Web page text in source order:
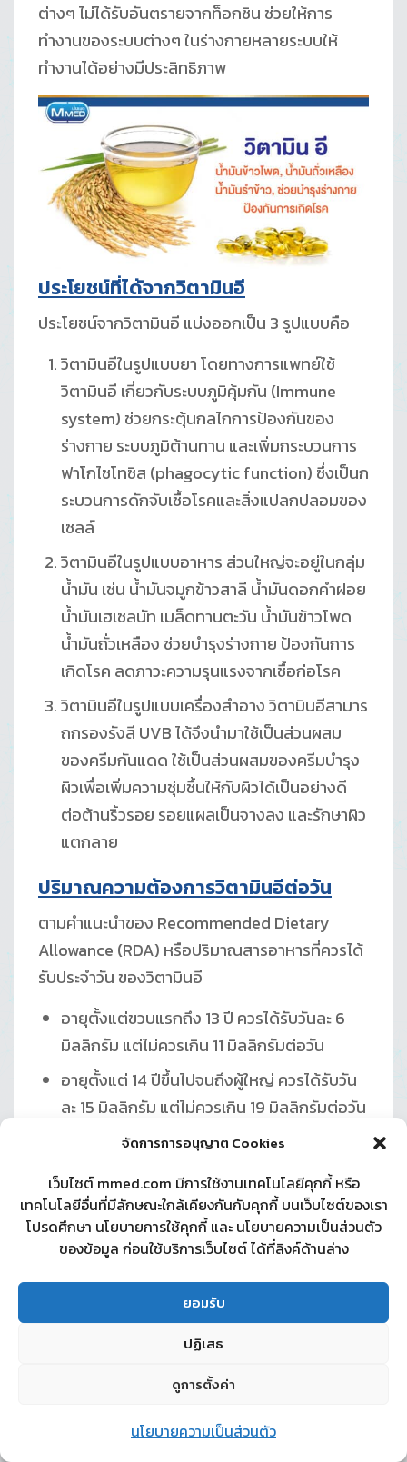
จัดการการอนุญาต Cookies
เว็บไซต์ mmed.com มีการใช้งานเทคโนโลยีคุกกี้ หรือ
เทคโนโลยีอื่นที่มีลักษณะใกล้เคียงกันกับคุกกี้ บนเว็บไซต์ของเรา
โปรดศึกษา นโยบายการใช้คุกกี้ และ นโยบายความเป็นส่วนตัว
ของข้อมูล ก่อนใช้บริการเว็บไซต์ ได้ที่ลิงค์ด้านล่าง
ยอมรับ
ปฏิเสธ
ดูการตั้งค่า
นโยบายความเป็นส่วนตัว
ต่างๆ ไม่ได้รับอันตรายจากท็อกซิน ช่วยให้การ
ทำงานของระบบต่างๆ ในร่างกายหลายระบบให้
ทำงานได้อย่างมีประสิทธิภาพ
ประโยชน์ที่ได้จากวิตามินอี
ประโยชน์จากวิตามินอี แบ่งออกเป็น 3 รูปแบบคือ
วิตามินอีในรูปแบบยา โดยทางการแพทย์ใช้
วิตามินอี เกี่ยวกับระบบภูมิคุ้มกัน (Immune
system) ช่วยกระตุ้นกลไกการป้องกันของ
ร่างกาย ระบบภูมิต้านทาน และเพิ่มกระบวนการ
ฟาโกไซโทซิส (phagocytic function) ซึ่งเป็นก
ระบวนการดักจับเชื้อโรคและสิ่งแปลกปลอมของ
เซลล์
วิตามินอีในรูปแบบอาหาร ส่วนใหญ่จะอยู่ในกลุ่ม
น้ำมัน เช่น น้ำมันจมูกข้าวสาลี น้ำมันดอกคำฝอย
น้ำมันเฮเซลนัท เมล็ดทานตะวัน น้ำมันข้าวโพด
น้ำมันถั่วเหลือง ช่วยบำรุงร่างกาย ป้องกันการ
เกิดโรค ลดภาวะความรุนแรงจากเชื้อก่อโรค
วิตามินอีในรูปแบบเครื่องสำอาง วิตามินอีสามาร
ถกรองรังสี UVB ได้จึงนำมาใช้เป็นส่วนผสม
ของครีมกันแดด ใช้เป็นส่วนผสมของครีมบำรุง
ผิวเพื่อเพิ่มความชุ่มชื้นให้กับผิวได้เป็นอย่างดี
ต่อต้านริ้วรอย รอยแผลเป็นจางลง และรักษาผิว
แตกลาย
ปริมาณความต้องการวิตามินอีต่อวัน
ตามคำแนะนำของ Recommended Dietary
Allowance (RDA) หรือปริมาณสารอาหารที่ควรได้
รับประจําวัน ของวิตามินอี
อายุตั้งแต่ขวบแรกถึง 13 ปี ควรได้รับวันละ 6
มิลลิกรัม แต่ไม่ควรเกิน 11 มิลลิกรัมต่อวัน
อายุตั้งแต่ 14 ปีขึ้นไปจนถึงผู้ใหญ่ ควรได้รับวัน
ละ 15 มิลลิกรัม แต่ไม่ควรเกิน 19 มิลลิกรัมต่อวัน
หน้าที่ของวิตามินอี
เป็นสารต้านอนุมูลอิสระทำหน้าที่ป้องกันความ
เสียของเซลล์
ป้องกันการเกิดออกซิเดชันของสารในกลุ่มไขมัน
สามารถช่วยเพิ่มประสิทธิภาพการทำงานของ
วิตามินเอได้ดียิ่งขึ้น
เป็นยาต้านการแข็งตัวของเลือดและเป็นยาขยาย
รักษาสมดุลของร่างกายกระตุ้นกลไกป้องกัน